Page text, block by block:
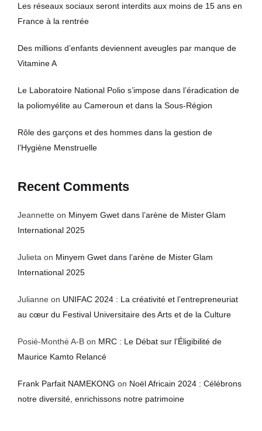
Les réseaux sociaux seront interdits aux moins de 15 ans en
France à la rentrée
Des millions d’enfants deviennent aveugles par manque de
Vitamine A
Le Laboratoire National Polio s’impose dans l’éradication de
la poliomyélite au Cameroun et dans la Sous-Région
Rôle des garçons et des hommes dans la gestion de
l’Hygiène Menstruelle
Recent Comments
Jeannette on Minyem Gwet dans l’arène de Mister Glam
International 2025
Julieta on Minyem Gwet dans l’arène de Mister Glam
International 2025
Julianne on UNIFAC 2024 : La créativité et l’entrepreneuriat
au cœur du Festival Universitaire des Arts et de la Culture
Posié-Monthé A-B on MRC : Le Débat sur l’Éligibilité de
Maurice Kamto Relancé
Frank Parfait NAMEKONG on Noël Africain 2024 : Célébrons
notre diversité, enrichissons notre patrimoine